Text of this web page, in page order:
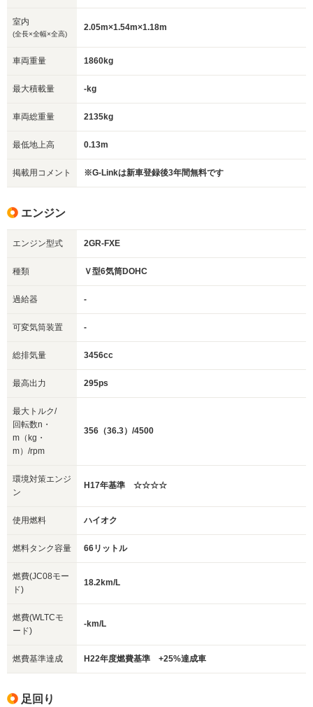
室内
(全長×全幅×全高)
2.05m×1.54m×1.18m
車両重量 1860kg
最大積載量 -kg
車両総重量 2135kg
最低地上高 0.13m
掲載用コメント ※G-Linkは新車登録後3年間無料です
エンジン
エンジン型式 2GR-FXE
種類 Ｖ型6気筒DOHC
過給器 -
可変気筒装置 -
総排気量 3456cc
最高出力 295ps
最大トルク/
回転数n・
m（kg・
m）/rpm
356（36.3）/4500
環境対策エンジ
ン
H17年基準 ☆☆☆☆
使用燃料 ハイオク
燃料タンク容量 66リットル
燃費(JC08モー
ド)
18.2km/L
燃費(WLTCモ
ード)
-km/L
燃費基準達成 H22年度燃費基準 +25%達成車
足回り